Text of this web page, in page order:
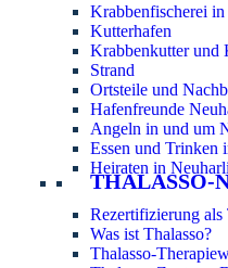
Krabbenfischerei
Kutterhafen
Krabbenkutter und
Strand
Ortsteile und
Hafenfreunde
Angeln in und um
Essen und Trinken
Heiraten in
THALASSO-
Rezertifizierung als
Was ist Thalasso?
Thalasso-